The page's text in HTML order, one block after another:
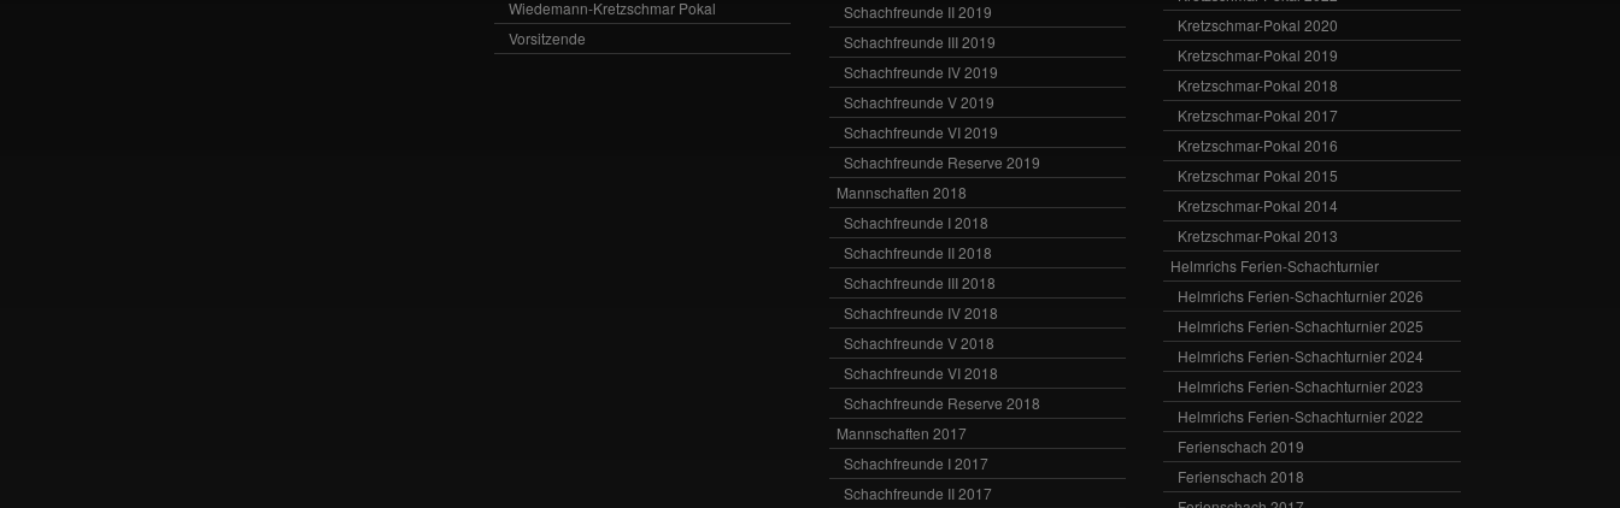
Wiedemann-Kretzschmar Pokal
Vorsitzende
Schachfreunde II 2019
Schachfreunde III 2019
Schachfreunde IV 2019
Schachfreunde V 2019
Schachfreunde VI 2019
Schachfreunde Reserve 2019
Mannschaften 2018
Schachfreunde I 2018
Schachfreunde II 2018
Schachfreunde III 2018
Schachfreunde IV 2018
Schachfreunde V 2018
Schachfreunde VI 2018
Schachfreunde Reserve 2018
Mannschaften 2017
Schachfreunde I 2017
Schachfreunde II 2017
Kretzschmar-Pokal 2020
Kretzschmar-Pokal 2019
Kretzschmar-Pokal 2018
Kretzschmar-Pokal 2017
Kretzschmar-Pokal 2016
Kretzschmar Pokal 2015
Kretzschmar-Pokal 2014
Kretzschmar-Pokal 2013
Helmrichs Ferien-Schachturnier
Helmrichs Ferien-Schachturnier 2026
Helmrichs Ferien-Schachturnier 2025
Helmrichs Ferien-Schachturnier 2024
Helmrichs Ferien-Schachturnier 2023
Helmrichs Ferien-Schachturnier 2022
Ferienschach 2019
Ferienschach 2018